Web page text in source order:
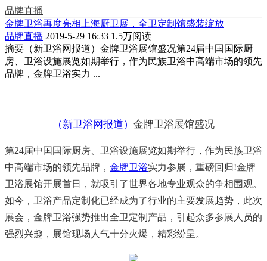
品牌直播
金牌卫浴再度亮相上海厨卫展，全卫定制馆盛装绽放
品牌直播 2019-5-29 16:33 1.5万阅读
摘要 （新卫浴网报道）金牌卫浴展馆盛况第24届中国国际厨
房、卫浴设施展览如期举行，作为民族卫浴中高端市场的领先
品牌，金牌卫浴实力 ...
（新卫浴网报道） 金牌卫浴展馆盛况
第24届中国国际厨房、卫浴设施展览如期举行，作为民族卫浴
中高端市场的领先品牌， 金牌卫浴实力参展，重磅回归!金牌
卫浴展馆开展首日，就吸引了世界各地专业观众的争相围观。
如今，卫浴产品定制化已经成为了行业的主要发展趋势，此次
展会，金牌卫浴强势推出全卫定制产品，引起众多参展人员的
强烈兴趣，展馆现场人气十分火爆，精彩纷呈。